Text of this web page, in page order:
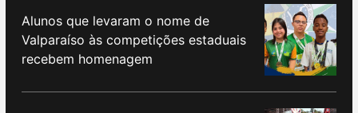
Alunos que levaram o nome de
Valparaíso às competições estaduais
recebem homenagem